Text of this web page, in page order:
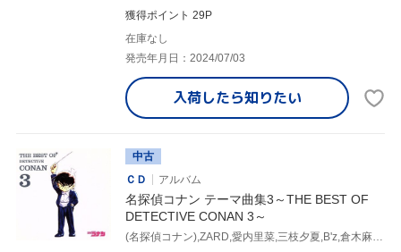
獲得ポイント 29P
在庫なし
発売年月日：2024/07/03
入荷したら知りたい
中古
ＣＤ
アルバム
名探偵コナン テーマ曲集3～THE BEST OF
DETECTIVE CONAN 3～
(名探偵コナン),ZARD,愛内里菜,三枝夕夏,B'z,倉木麻衣,三枝夕夏 IN db,GARNET CROW